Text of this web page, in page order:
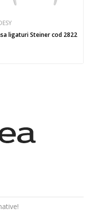
ligaturi Steiner cod 2822